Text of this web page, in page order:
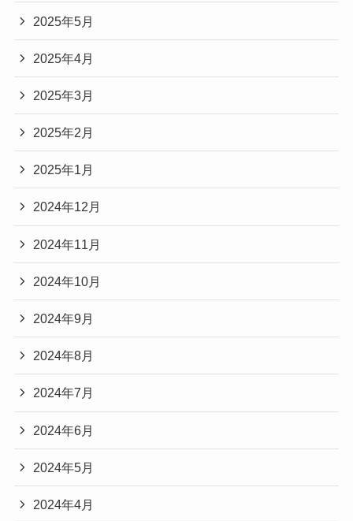
2025年5月
2025年4月
2025年3月
2025年2月
2025年1月
2024年12月
2024年11月
2024年10月
2024年9月
2024年8月
2024年7月
2024年6月
2024年5月
2024年4月